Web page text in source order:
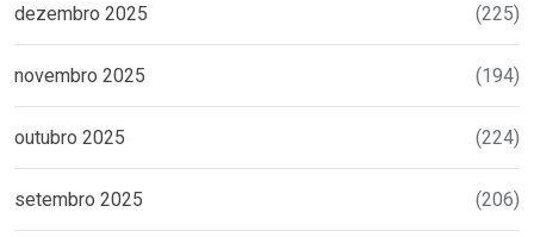
dezembro 2025 (225)
novembro 2025 (194)
outubro 2025 (224)
setembro 2025 (206)